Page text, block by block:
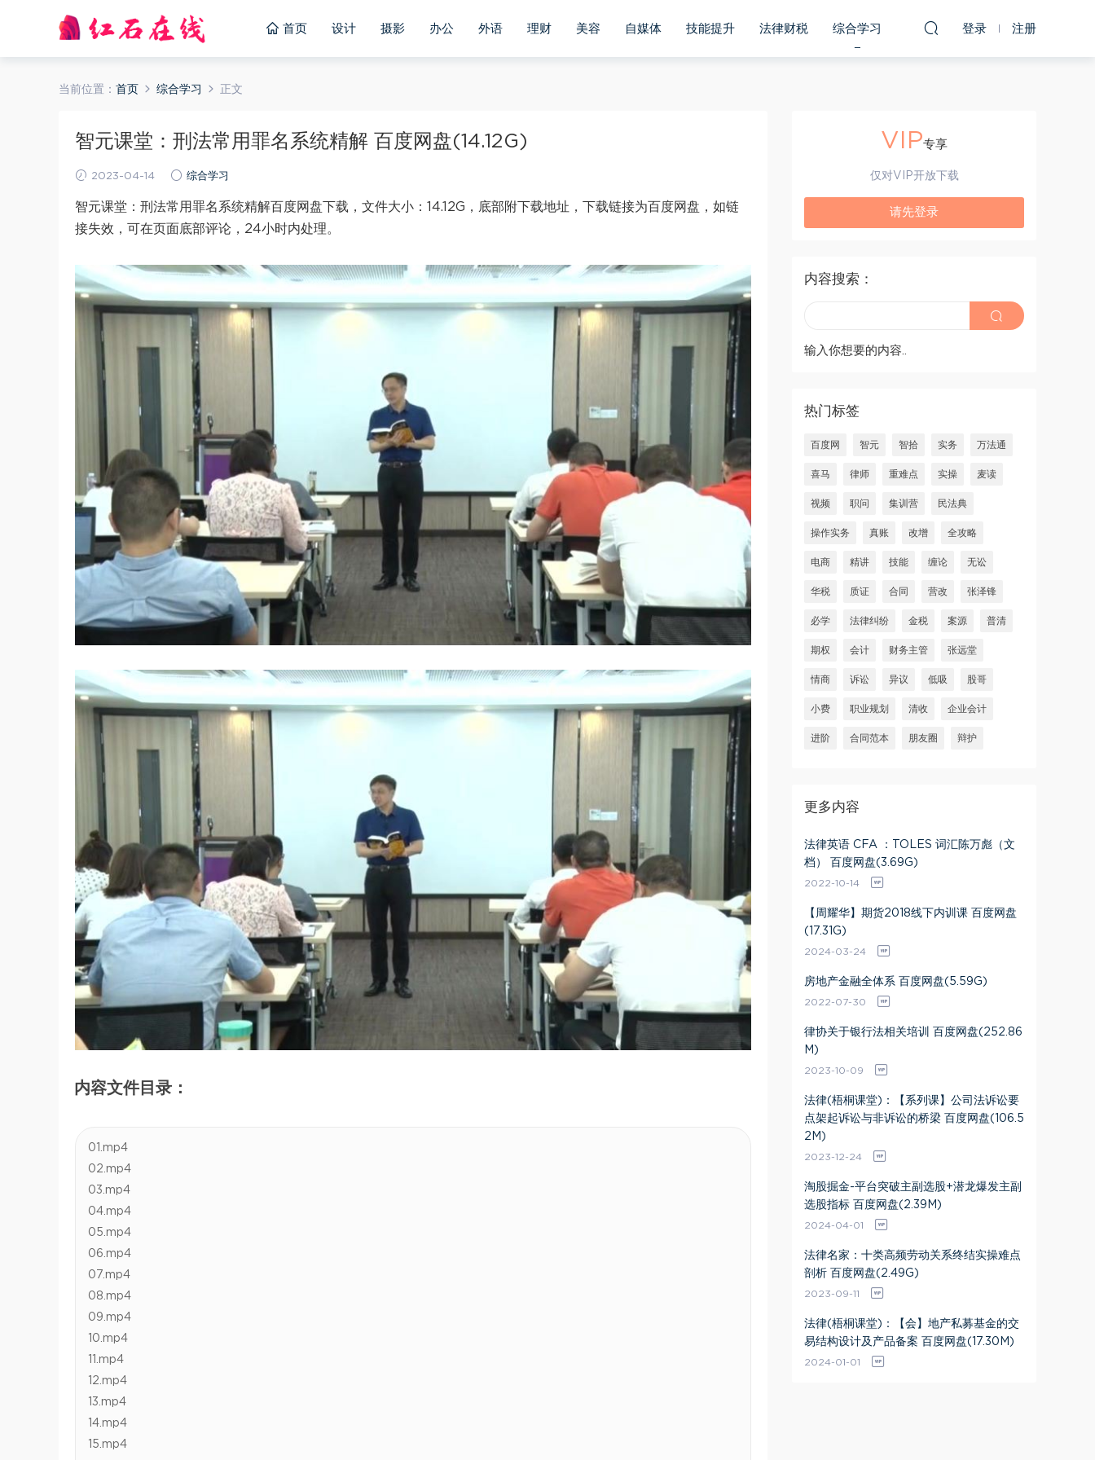
首页 设计 摄影 办公 外语 理财 美容 自媒体 技能提升 法律财税 综合学习 登录 注册
当前位置： 首页 综合学习 正文
智元课堂：刑法常用罪名系统精解 百度网盘(14.12G)
2023-04-14 综合学习
智元课堂：刑法常用罪名系统精解百度网盘下载，文件大小：14.12G，底部附下载地址，下载链接为百度网盘，如链
接失效，可在页面底部评论，24小时内处理。
内容文件目录：
01.mp4
02.mp4
03.mp4
04.mp4
05.mp4
06.mp4
07.mp4
08.mp4
09.mp4
10.mp4
11.mp4
12.mp4
13.mp4
14.mp4
15.mp4
VIP专享
仅对VIP开放下载
请先登录
内容搜索：
输入你想要的内容..
热门标签
百度网 智元 智拾 实务 万法通
喜马 律师 重难点 实操 麦读
视频 职问 集训营 民法典
操作实务 真账 改增 全攻略
电商 精讲 技能 缠论 无讼
华税 质证 合同 营改 张泽锋
必学 法律纠纷 金税 案源 普清
期权 会计 财务主管 张远堂
情商 诉讼 异议 低吸 股哥
小费 职业规划 清收 企业会计
进阶 合同范本 朋友圈 辩护
更多内容
法律英语 CFA ：TOLES 词汇陈万彪（文
档） 百度网盘(3.69G)
2022-10-14
【周耀华】期货2018线下内训课 百度网盘
(17.31G)
2024-03-24
房地产金融全体系 百度网盘(5.59G)
2022-07-30
律协关于银行法相关培训 百度网盘(252.86
M)
2023-10-09
法律(梧桐课堂)：【系列课】公司法诉讼要
点架起诉讼与非诉讼的桥梁 百度网盘(106.5
2M)
2023-12-24
淘股掘金-平台突破主副选股+潜龙爆发主副
选股指标 百度网盘(2.39M)
2024-04-01
法律名家：十类高频劳动关系终结实操难点
剖析 百度网盘(2.49G)
2023-09-11
法律(梧桐课堂)：【会】地产私募基金的交
易结构设计及产品备案 百度网盘(17.30M)
2024-01-01